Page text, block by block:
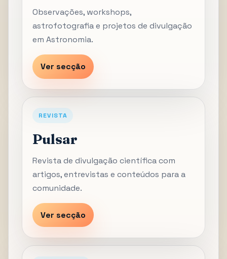
Observações, workshops,
astrofotografia e projetos de divulgação
em Astronomia.
Ver secção
REVISTA
Pulsar
Revista de divulgação científica com
artigos, entrevistas e conteúdos para a
comunidade.
Ver secção